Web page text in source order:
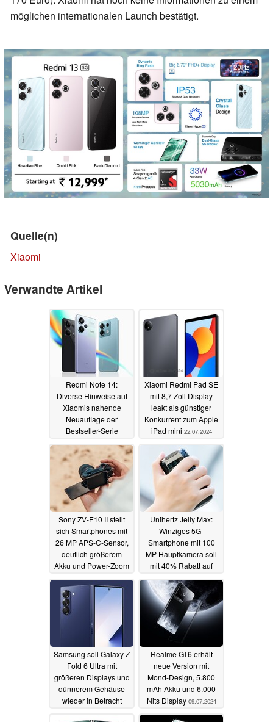
möglichen internationalen Launch bestätigt.
Quelle(n)
Xiaomi
Verwandte Artikel
Redmi Note 14:
Diverse Hinweise auf
Xiaomis nahende
Neuauflage der
Bestseller-Serie
07.08.2024
Xiaomi Redmi Pad SE
mit 8,7 Zoll Display
leakt als günstiger
Konkurrent zum Apple
iPad mini 22.07.2024
Sony ZV-E10 II stellt
sich Smartphones mit
26 MP APS-C-Sensor,
deutlich größerem
Akku und Power-Zoom
10.07.2024
Unihertz Jelly Max:
Winziges 5G-
Smartphone mit 100
MP Hauptkamera soll
mit 40% Rabatt auf
10.07.2024
Samsung soll Galaxy Z
Fold 6 Ultra mit
größeren Displays und
dünnerem Gehäuse
wieder in Betracht
Realme GT6 erhält
neue Version mit
Mond-Design, 5.800
mAh Akku und 6.000
Nits Display 09.07.2024